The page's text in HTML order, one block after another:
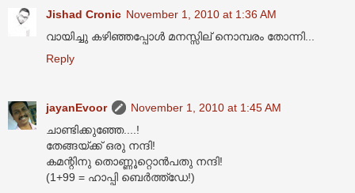
Jishad Cronic November 1, 2010 at 1:36 AM
വായിച്ചു കഴിഞ്ഞപ്പോള്‍ മനസ്സില് നൊമ്പരം തോന്നി...
Reply
jayanEvoor
November 1, 2010 at 1:45 AM
ചാണ്ടിക്കുഞ്ഞേ....!
തേങ്ങയ്ക്ക് ഒരു നന്ദി!
കമന്റിനു തൊണ്ണൂറ്റൊൻപതു നന്ദി!
(1+99 = ഹാപ്പി ബെർത്ത്ഡേ!)